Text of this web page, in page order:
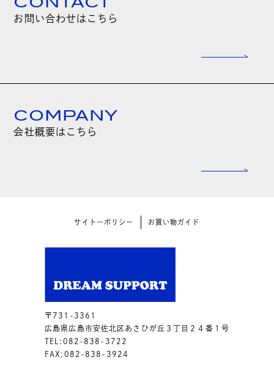
お問い合わせはこちら
COMPANY
会社概要はこちら
サイトーポリシー お買い物ガイド
〒731-3361
広島県広島市安佐北区あさひが丘３丁目２４番１号
TEL:082-838-3722
FAX:082-838-3924